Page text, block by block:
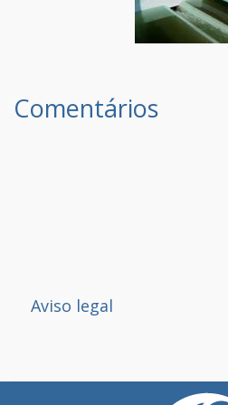
Comentários
Aviso legal